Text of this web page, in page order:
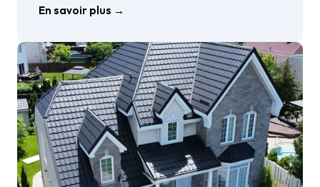
En savoir plus →